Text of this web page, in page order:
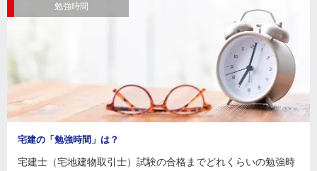
勉強時間
宅建の「勉強時間」は？
宅建士（宅地建物取引士）試験の合格までどれくらいの勉強時